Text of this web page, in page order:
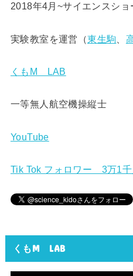
2018年4月~サイエンスショ
実験教室を運営（東生駒
くもM LAB
一等無人航空機操縦士
YouTube
Tik Tok フォロワー 3万1千
くもM LAB